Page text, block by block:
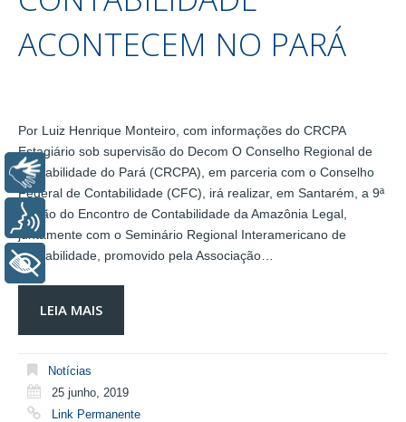
ACONTECEM NO PARÁ
Por Luiz Henrique Monteiro, com informações do CRCPA
Estagiário sob supervisão do Decom O Conselho Regional de
Contabilidade do Pará (CRCPA), em parceria com o Conselho
Federal de Contabilidade (CFC), irá realizar, em Santarém, a 9ª
edição do Encontro de Contabilidade da Amazônia Legal,
juntamente com o Seminário Regional Interamericano de
Contabilidade, promovido pela Associação…
LEIA MAIS
Notícias
25 junho, 2019
Link Permanente
Libras
Voz
+ Acessibilidade